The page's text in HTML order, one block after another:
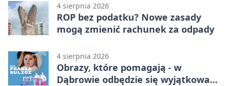
4 sierpnia 2026
ROP bez podatku? Nowe zasady
mogą zmienić rachunek za odpady
4 sierpnia 2026
Obrazy, które pomagają - w
Dąbrowie odbędzie się wyjątkowa